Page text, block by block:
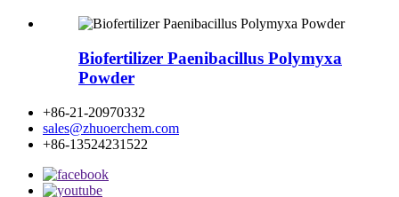
Biofertilizer Paenibacillus Polymyxa
Powder
+86-21-20970332
sales@zhuoerchem.com
+86-13524231522